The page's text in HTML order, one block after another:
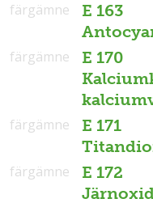
E 163
färgämne
E 170
färgämne
E 171
färgämne
E 172
färgämne